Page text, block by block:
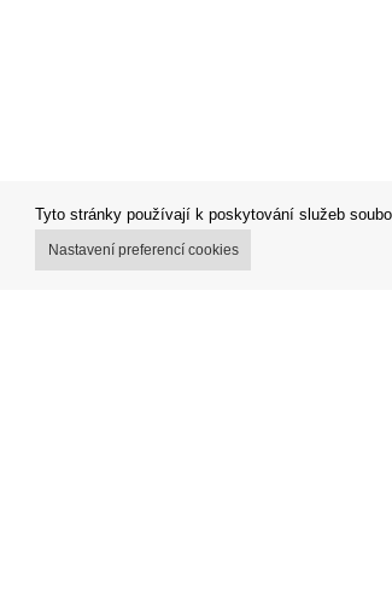
Tyto stránky používají k poskytování služeb
Nastavení preferencí cookies